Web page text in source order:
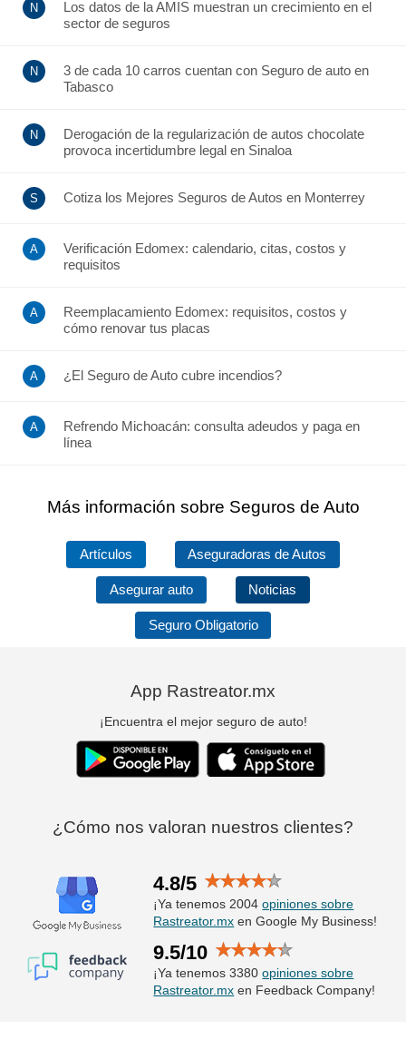
Los datos de la AMIS muestran un crecimiento en el
sector de seguros
3 de cada 10 carros cuentan con Seguro de auto en
Tabasco
Derogación de la regularización de autos chocolate
provoca incertidumbre legal en Sinaloa
Cotiza los Mejores Seguros de Autos en Monterrey
Verificación Edomex: calendario, citas, costos y
requisitos
Reemplacamiento Edomex: requisitos, costos y
cómo renovar tus placas
¿El Seguro de Auto cubre incendios?
Refrendo Michoacán: consulta adeudos y paga en
línea
Más información sobre Seguros de Auto
Artículos Aseguradoras de Autos
Asegurar auto Noticias
Seguro Obligatorio
App Rastreator.mx
¡Encuentra el mejor seguro de auto!
¿Cómo nos valoran nuestros clientes?
4.8/5
¡Ya tenemos 2004opiniones sobre
Rastreator.mx en Google My Business!
9.5/10
¡Ya tenemos 3380opiniones sobre
Rastreator.mx en Feedback Company!